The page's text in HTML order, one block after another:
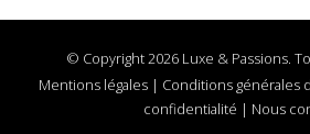
© Copyright 2026 Luxe & Passions.
Mentions légales | Conditions générales
confidentialité | Nous